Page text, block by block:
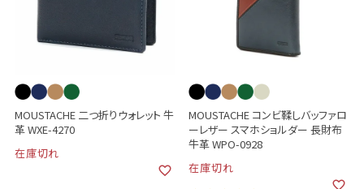
MOUSTACHE 二つ折りウォレット 牛
革 WXE-4270
在庫切れ
MOUSTACHE コンビ鞣しバッファロ
ーレザー スマホショルダー 長財布
牛革 WPO-0928
在庫切れ